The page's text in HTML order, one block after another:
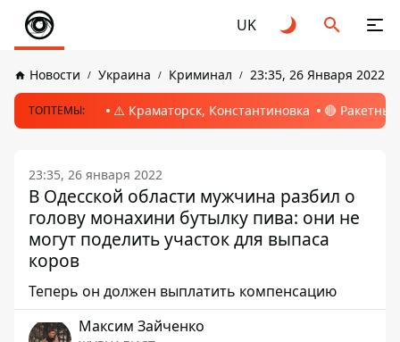
UK
Новости Украина Криминал 23:35, 26 Января 2022
ТОПТЕМЫ: ⚠️ Краматорск, Константиновка 🔴
23:35, 26 января 2022
В Одесской области мужчина разбил о
голову монахини бутылку пива: они не
могут поделить участок для выпаса
коров
Теперь он должен выплатить компенсацию
Максим Зайченко